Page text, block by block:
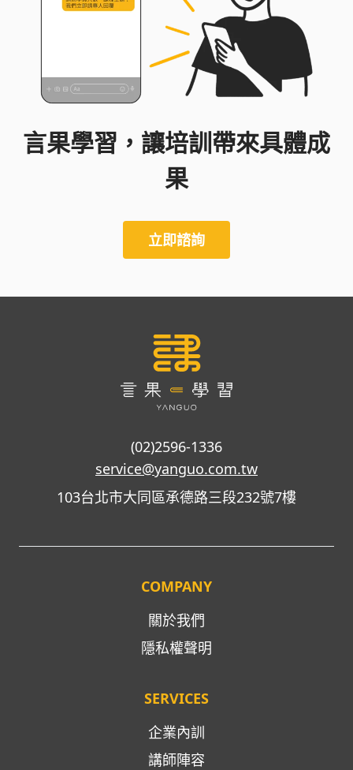
言果學習，讓培訓帶來具體成
果
立即諮詢
(02)2596-1336
service@yanguo.com.tw
103台北市大同區承德路三段232號7樓
COMPANY
關於我們
隱私權聲明
SERVICES
企業內訓
講師陣容